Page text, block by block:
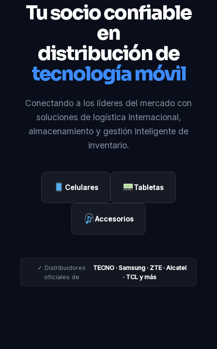
Tu socio confiable
en
distribución de
tecnología móvil
Conectando a los líderes del mercado con
soluciones de logística internacional,
almacenamiento y gestión inteligente de
inventario.
Celulares Tabletas
Accesorios
✓ Distribuidores
oficiales de
TECNO · Samsung · ZTE · Alcatel
· TCL y más